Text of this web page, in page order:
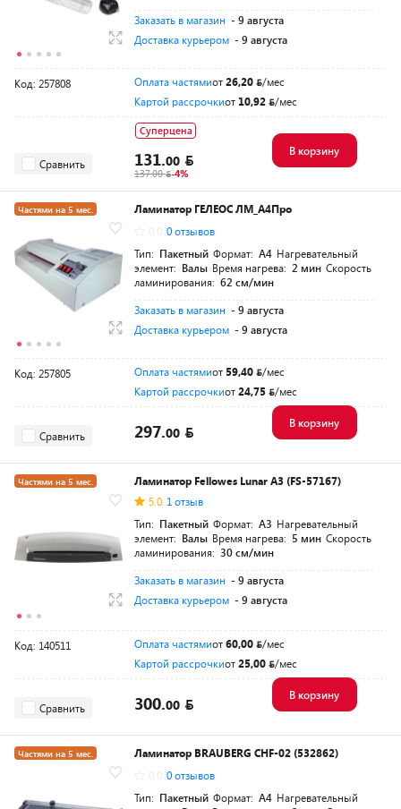
Заказать в магазин - 9 августа
Доставка курьером - 9 августа
Код: 257808 Оплата частямиот26,20
/мес
Картой рассрочкиот 10,92 /мес
Сравнить
Суперцена
131.00
137.00 -4%
В корзину
Частями на 5 мес.
Ламинатор ГЕЛЕОС ЛМ_А4Про
0 отзывов
Тип: Пакетный Формат: A4 Нагревательный
элемент: Валы Время нагрева: 2 мин Скорость
ламинирования: 62 см/мин
Заказать в магазин - 9 августа
Доставка курьером - 9 августа
Код: 257805 Оплата частямиот 59,40
/мес
Картой рассрочкиот24,75 /мес
Сравнить 297.00
В корзину
Частями на 5 мес.
Ламинатор Fellowes Lunar A3 (FS-57167)
5.0 1 отзыв
Тип: Пакетный Формат: A3 Нагревательный
элемент: Валы Время нагрева: 5 мин Скорость
ламинирования: 30 см/мин
Заказать в магазин - 9 августа
Доставка курьером - 9 августа
Код: 140511 Оплата частямиот60,00
/мес
Картой рассрочкиот25,00 /мес
Сравнить 300.00
В корзину
Частями на 5 мес.
Ламинатор BRAUBERG CHF-02 (532862)
0 отзывов
Тип: Пакетный Формат: A4 Нагревательный